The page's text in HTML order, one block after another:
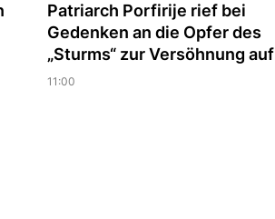
Patriarch Porfirije rief bei
Gedenken an die Opfer des
„Sturms“ zur Versöhnung auf
11:00